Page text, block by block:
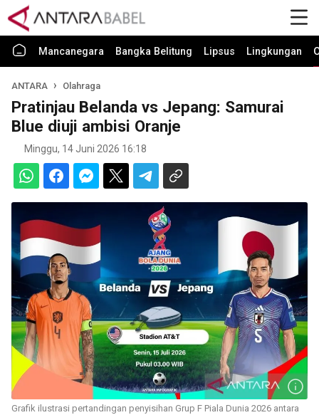
Mancanegara Bangka Belitung Lipsus Lingkungan
ANTARA Olahraga
Pratinjau Belanda vs Jepang: Samurai
Blue diuji ambisi Oranje
Minggu, 14 Juni 2026 16:18
Grafik ilustrasi pertandingan penyisihan Grup F Piala Dunia 2026 antara